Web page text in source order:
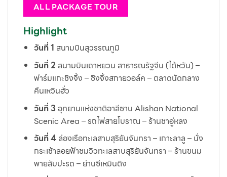
ALL PACKAGE TOUR
Highlight
วันที่ 1 สนามบินสุวรรณภูมิ
วันที่ 2 สนามบินเถาหยวน สาธารณรัฐจีน (ไต้หวัน) –
ฟาร์มแกะชิงจิ้ง – ชิงจิ้งสกายวอล์ค – ตลาดนัดกลาง
คืนเหวินฮั่ว
วันที่ 3 อุทยานแห่งชาติอาลีซาน Alishan National
Scenic Area – รถไฟสายโบราณ – ร้านชาอู่หลง
วันที่ 4 ล่องเรือทะเลสาบสุริยันจันทรา – เกาะลาลู – นั่ง
กระเช้าลอยฟ้าชมวิวทะเลสาบสุริยันจันทรา – ร้านขนม
พายสับปะรด – ย่านซีเหมินติง